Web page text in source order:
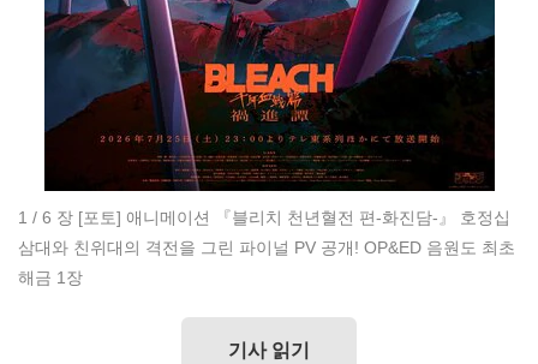
1 / 6 장 [포토] 애니메이션 『블리치 천년혈전 편-화진담-』 호정십
삼대와 친위대의 격전을 그린 파이널 PV 공개! OP&ED 음원도 최초
해금 1장
기사 읽기